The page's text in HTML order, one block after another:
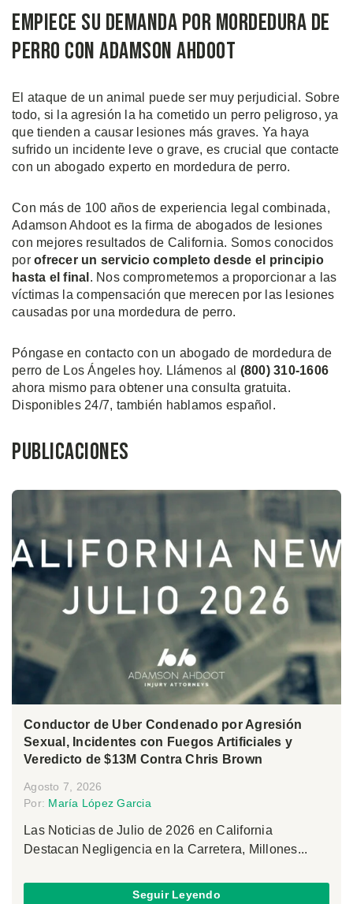
Empiece su Demanda por Mordedura de
Perro con Adamson Ahdoot
El ataque de un animal puede ser muy perjudicial. Sobre
todo, si la agresión la ha cometido un perro peligroso, ya
que tienden a causar lesiones más graves. Ya haya
sufrido un incidente leve o grave, es crucial que contacte
con un abogado experto en mordedura de perro.
Con más de 100 años de experiencia legal combinada,
Adamson Ahdoot es la firma de abogados de lesiones
con mejores resultados de California. Somos conocidos
por ofrecer un servicio completo desde el principio
hasta el final . Nos comprometemos a proporcionar a las
víctimas la compensación que merecen por las lesiones
causadas por una mordedura de perro.
Póngase en contacto con un abogado de mordedura de
perro de Los Ángeles hoy. Llámenos al (800) 310-1606
ahora mismo para obtener una consulta gratuita.
Disponibles 24/7, también hablamos español.
Publicaciones
Conductor de Uber Condenado por Agresión
Sexual, Incidentes con Fuegos Artificiales y
Veredicto de $13M Contra Chris Brown
Agosto 7, 2026
Por: María López Garcia
Las Noticias de Julio de 2026 en California
Destacan Negligencia en la Carretera, Millones...
Seguir Leyendo